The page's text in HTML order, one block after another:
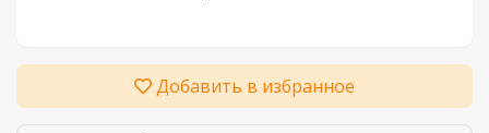
Добавить в избранное